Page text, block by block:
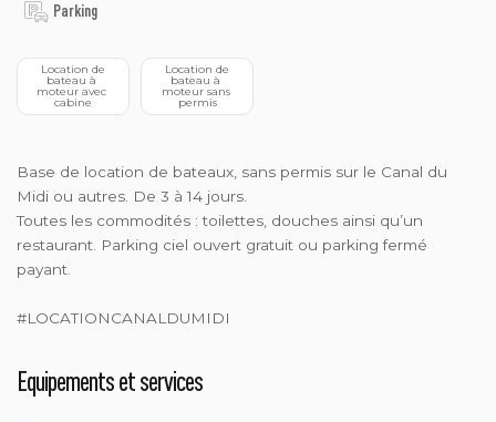
Parking
bateau à
moteur avec
cabine
bateau à
moteur sans
permis
Base de location de bateaux, sans permis sur le Canal du
Midi ou autres. De 3 à 14 jours.
Toutes les commodités : toilettes, douches ainsi qu’un
restaurant. Parking ciel ouvert gratuit ou parking fermé
payant.
#LOCATIONCANALDUMIDI
Equipements et services